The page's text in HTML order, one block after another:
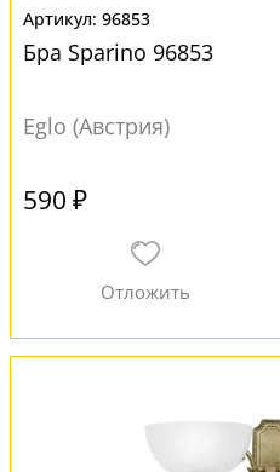
96853
Бра Sparino 96853
Eglo (Австрия)
590 ₽